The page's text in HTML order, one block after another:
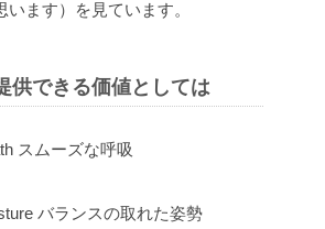
います）を見ています。
供できる価値としては
スムーズな呼吸
バランスの取れた姿勢